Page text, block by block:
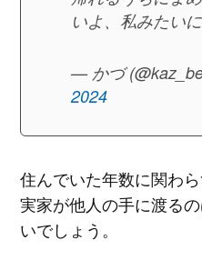
いよ、私みたい
— かづ
2024
住んでいた年数に関わ
実家が他人の手に渡る
いでしょう。